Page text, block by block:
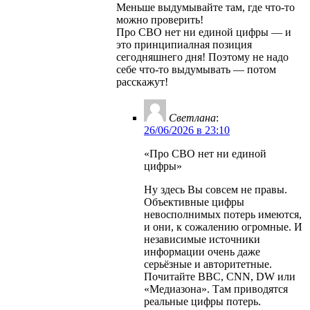
Меньше выдумывайте там, где что-то
можно проверить!
Про СВО нет ни единой цифры — и
это принципиалная позиция
сегодняшнего дня! Поэтому не надо
себе что-то выдумывать — потом
расскажут!
Светлана:
26/06/2026 в 23:10
«Про СВО нет ни единой
цифры»
Ну здесь Вы совсем не правы.
Объективные цифры
невосполнимых потерь имеются,
и они, к сожалению огромные. И
независимые источники
информации очень даже
серьёзные и авторитетные.
Почитайте BBC, CNN, DW или
«Медиазона». Там приводятся
реальные цифры потерь.